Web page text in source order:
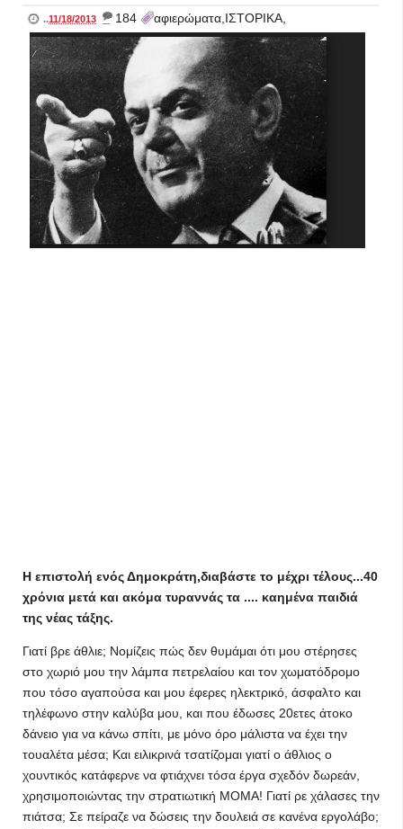
..11/18/2013 _ 184 αφιερώματα,ΙΣΤΟΡΙΚΑ,
Η επιστολή ενός Δημοκράτη,διαβάστε το μέχρι τέλους...40
χρόνια μετά και ακόμα τυραννάς τα .... καημένα παιδιά
της νέας τάξης.
Γιατί βρε άθλιε; Νομίζεις πώς δεν θυμάμαι ότι μου στέρησες
στο χωριό μου την λάμπα πετρελαίου και τον χωματόδρομο
που τόσο αγαπούσα και μου έφερες ηλεκτρικό, άσφαλτο και
τηλέφωνο στην καλύβα μου, και που έδωσες 20ετες άτοκο
δάνειο για να κάνω σπίτι, με μόνο όρο μάλιστα να έχει την
τουαλέτα μέσα; Και ειλικρινά τσατίζομαι γιατί ο άθλιος ο
χουντικός κατάφερνε να φτιάχνει τόσα έργα σχεδόν δωρεάν,
χρησιμοποιώντας την στρατιωτική ΜΟΜΑ! Γιατί ρε χάλασες την
πιάτσα; Σε πείραζε να δώσεις την δουλειά σε κανένα εργολάβο;